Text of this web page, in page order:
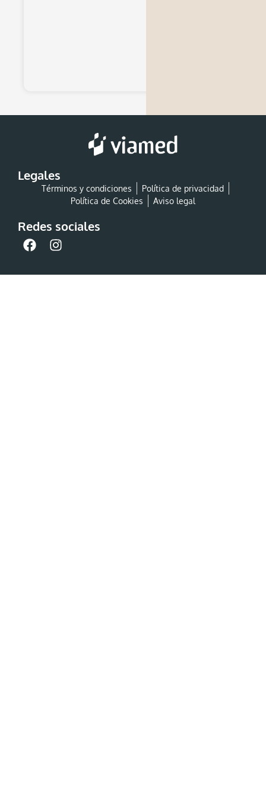
Legales
Términos y condiciones
Política de privacidad
Política de Cookies
Aviso legal
Redes sociales